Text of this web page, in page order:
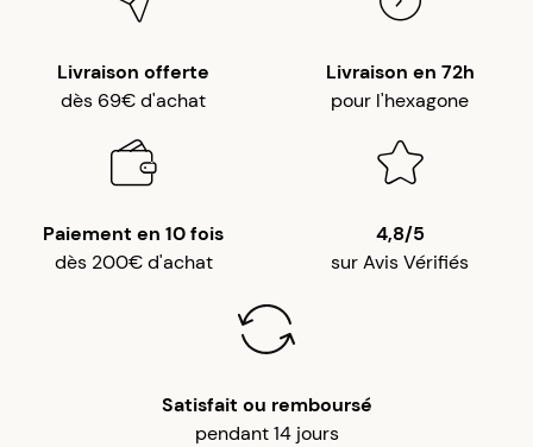
Livraison offerte
dès 69€ d'achat
Livraison en 72h
pour l'hexagone
Paiement en 10 fois
dès 200€ d'achat
4,8/5
sur Avis Vérifiés
Satisfait ou remboursé
pendant 14 jours